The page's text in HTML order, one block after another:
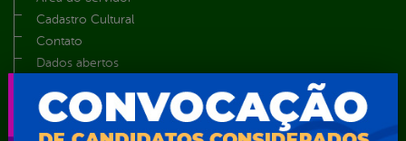
Cadastro Cultural
Contato
Dados abertos
Glossário